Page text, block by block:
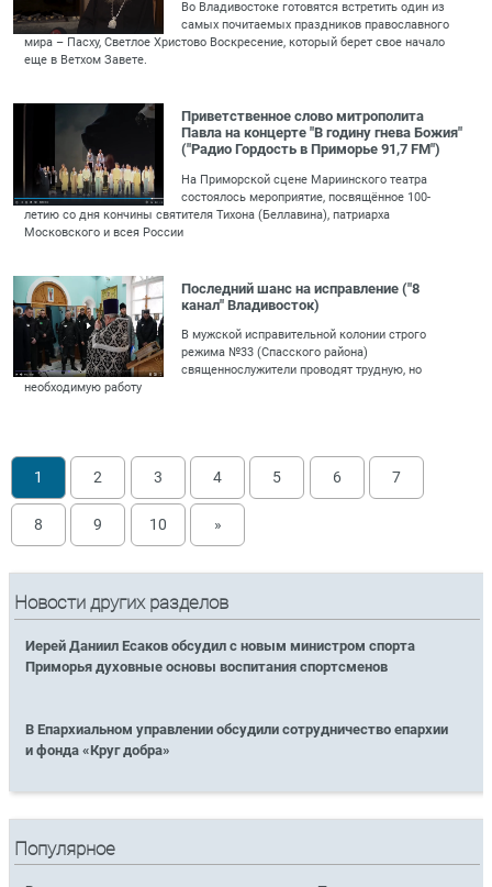
Во Владивостоке готовятся встретить один из
самых почитаемых праздников православного
мира – Пасху, Светлое Христово Воскресение, который берет свое начало
еще в Ветхом Завете.
Приветственное слово митрополита
Павла на концерте "В годину гнева Божия"
("Радио Гордость в Приморье 91,7 FM")
На Приморской сцене Мариинского театра
состоялось мероприятие, посвящённое 100-
летию со дня кончины святителя Тихона (Беллавина), патриарха
Московского и всея России
Последний шанс на исправление ("8
канал" Владивосток)
В мужской исправительной колонии строго
режима №33 (Спасского района)
священнослужители проводят трудную, но
необходимую работу
1 2 3 4 5 6 7
8 9 10 »
Новости других разделов
Иерей Даниил Есаков обсудил с новым министром спорта
Приморья духовные основы воспитания спортсменов
В Епархиальном управлении обсудили сотрудничество епархии
и фонда «Круг добра»
Популярное